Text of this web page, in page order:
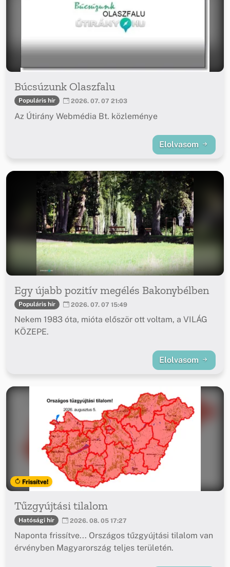
Búcsúzunk Olaszfalu
Populáris hír 2026. 07. 07 21:03
Az Útirány Webmédia Bt. közleménye
Elolvasom
Egy újabb pozitív megélés Bakonybélben
Populáris hír 2026. 07. 07 15:49
Nekem 1983 óta, mióta először ott voltam, a VILÁG
KÖZEPE.
Elolvasom
Frissítve!
Tűzgyújtási tilalom
Hatósági hír 2026. 08. 05 17:27
Naponta frissítve... Országos tűzgyújtási tilalom van
érvényben Magyarország teljes területén.